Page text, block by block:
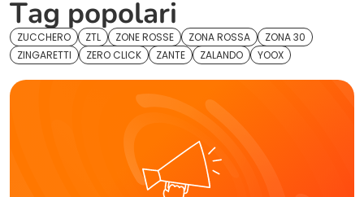
Tag popolari
ZUCCHERO ZTL ZONE ROSSE ZONA ROSSA
ZONA 30
ZINGARETTI
ZERO CLICK ZANTE ZALANDO YOOX